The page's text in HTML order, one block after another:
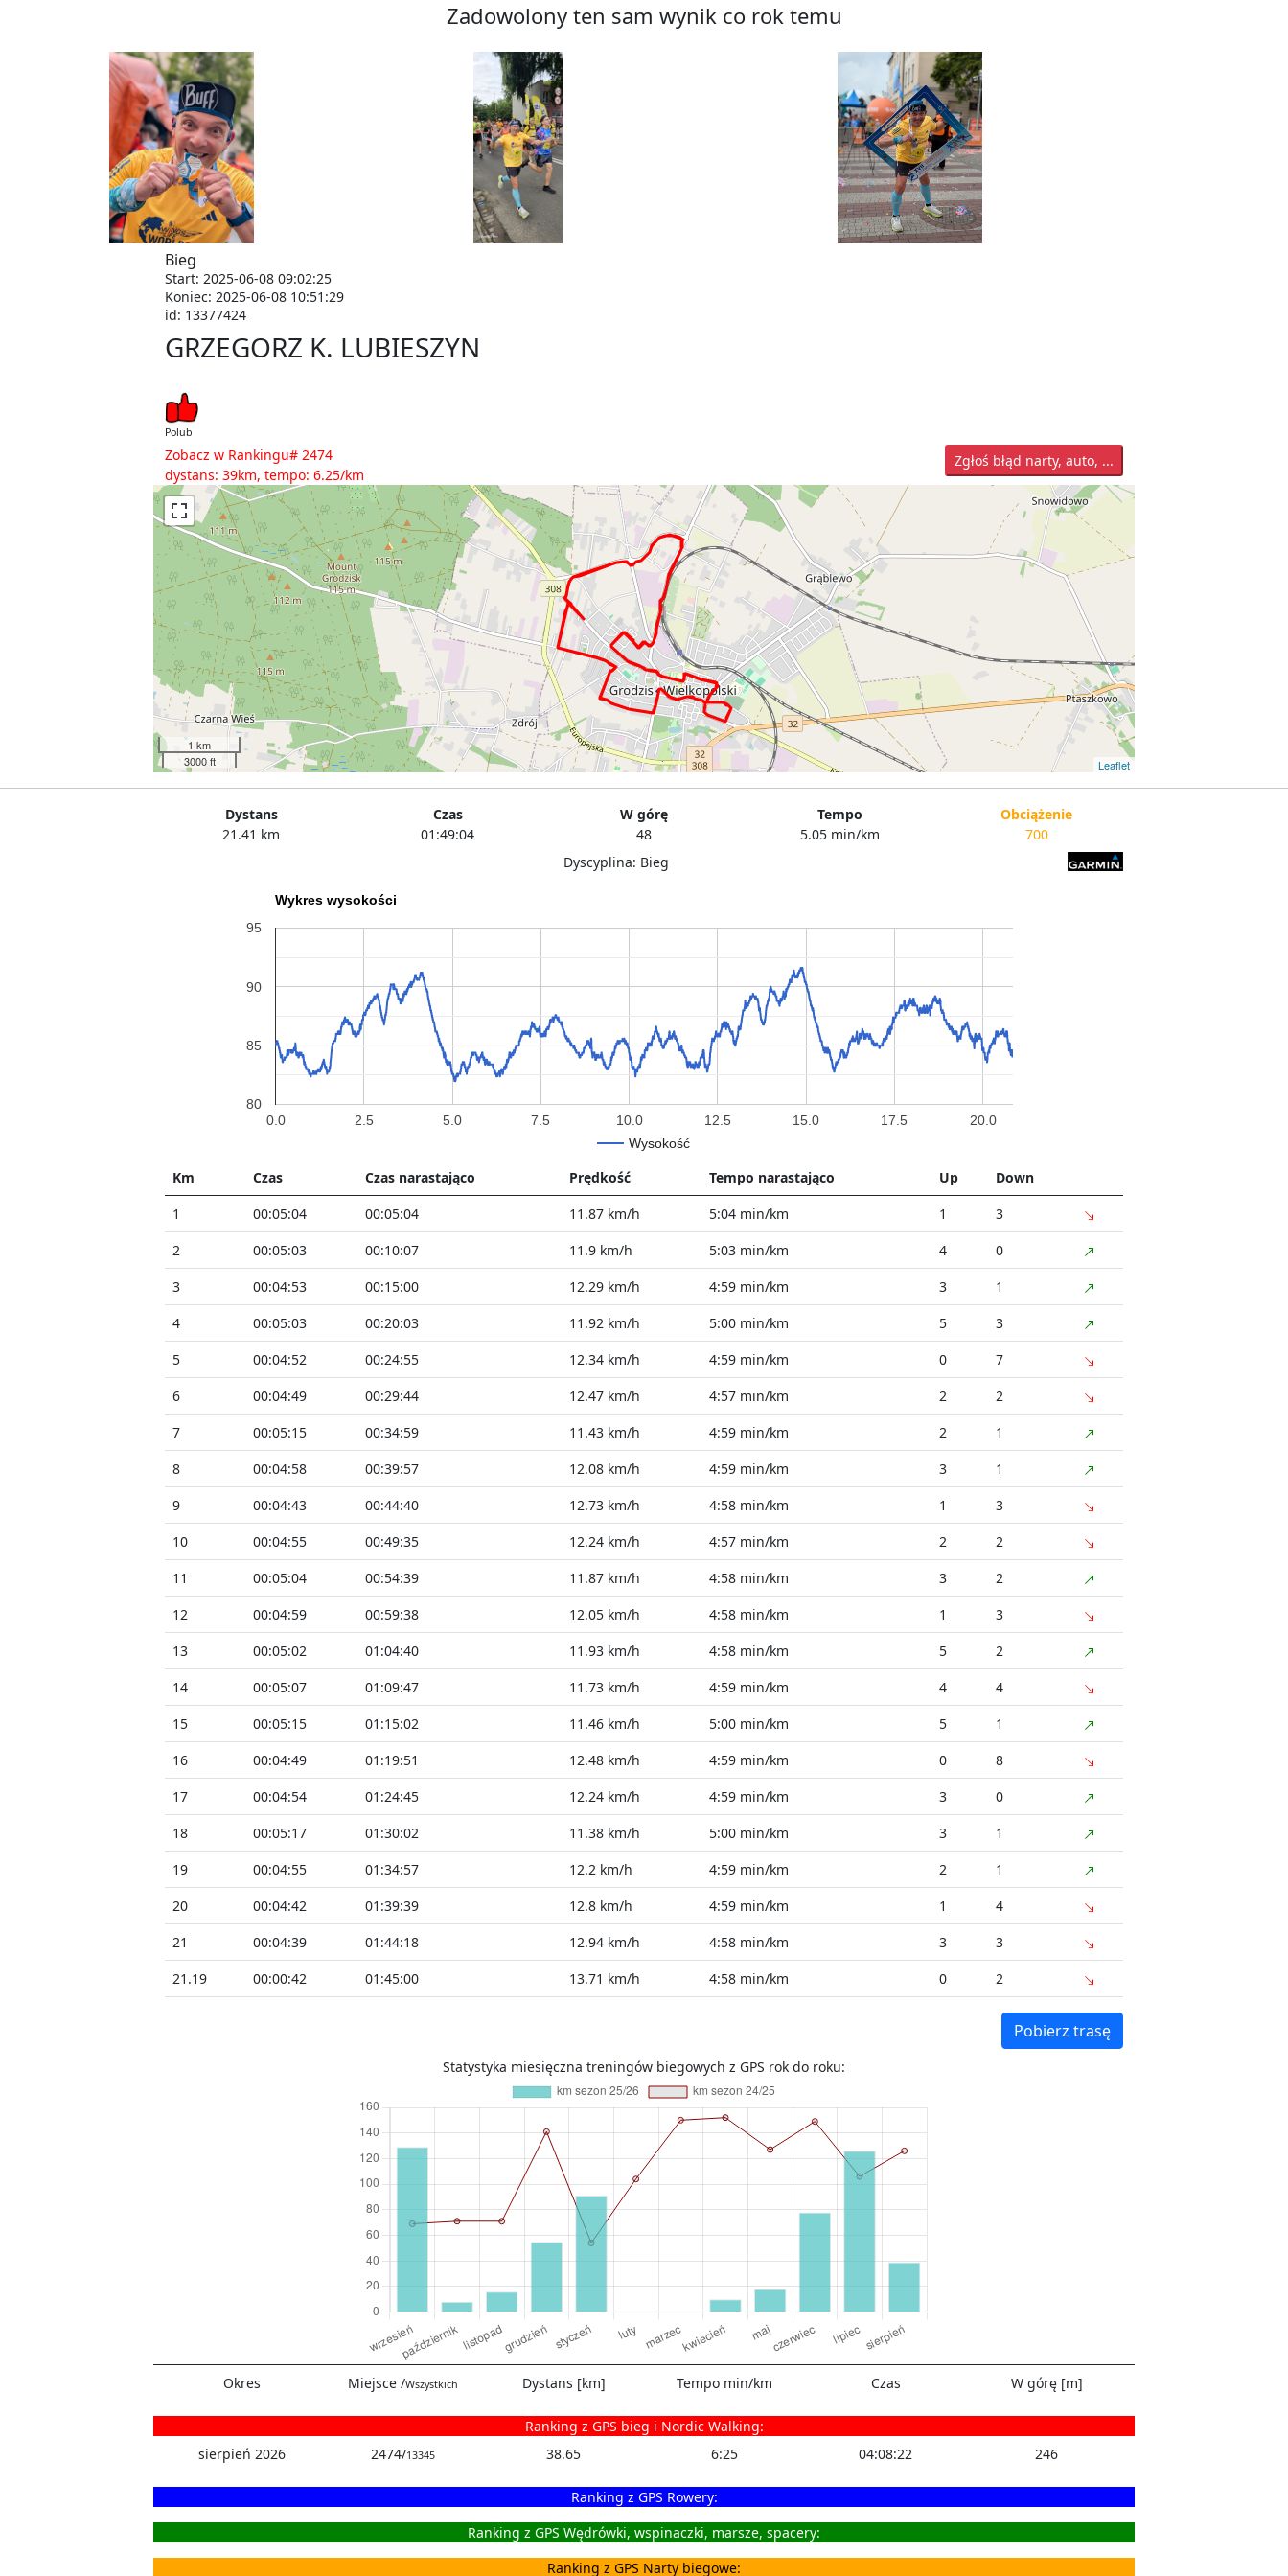
Zadowolony ten sam wynik co rok temu
Bieg
Start: 2025-06-08 09:02:25
Koniec: 2025-06-08 10:51:29
id: 13377424
GRZEGORZ K. LUBIESZYN
Polub
Zobacz w Rankingu# 2474
dystans: 39km, tempo: 6.25/km
Zgłoś błąd narty, auto, ...
1 km
3000 ft
Leaflet
Dystans
21.41 km
Czas
01:49:04
W górę
48
Tempo
5.05 min/km
Obciążenie
700
Dyscyplina: Bieg
Wykres wysokości
Wysokość
0.0 2.5 5.0 7.5 10.0 12.5 15.0 17.5 20.0
80
85
90
95
Km Czas Czas narastająco Prędkość Tempo narastająco Up
Down
1
00:05:04 00:05:04 11.87 km/h 5:04 min/km 1
3
2
00:05:03 00:10:07 11.9 km/h 5:03 min/km 4
0
3
00:04:53 00:15:00 12.29 km/h 4:59 min/km 3
1
4
00:05:03 00:20:03 11.92 km/h 5:00 min/km 5
3
5
00:04:52 00:24:55 12.34 km/h 4:59 min/km 0
7
6
00:04:49 00:29:44 12.47 km/h 4:57 min/km 2
2
7
00:05:15 00:34:59 11.43 km/h 4:59 min/km 2
1
8
00:04:58 00:39:57 12.08 km/h 4:59 min/km 3
1
9
00:04:43 00:44:40 12.73 km/h 4:58 min/km 1
3
10
00:04:55 00:49:35 12.24 km/h 4:57 min/km 2
2
11
00:05:04 00:54:39 11.87 km/h 4:58 min/km 3
2
12
00:04:59 00:59:38 12.05 km/h 4:58 min/km 1
3
13
00:05:02 01:04:40 11.93 km/h 4:58 min/km 5
2
14
00:05:07 01:09:47 11.73 km/h 4:59 min/km 4
4
15
00:05:15 01:15:02 11.46 km/h 5:00 min/km 5
1
16
00:04:49 01:19:51 12.48 km/h 4:59 min/km 0
8
17
00:04:54 01:24:45 12.24 km/h 4:59 min/km 3
0
18
00:05:17 01:30:02 11.38 km/h 5:00 min/km 3
1
19
00:04:55 01:34:57 12.2 km/h 4:59 min/km 2
1
20
00:04:42 01:39:39 12.8 km/h 4:59 min/km 1
4
21
00:04:39 01:44:18 12.94 km/h 4:58 min/km 3
3
21.19
00:00:42 01:45:00 13.71 km/h 4:58 min/km 0 2
Pobierz trasę
Statystyka miesięczna treningów biegowych z GPS rok do roku:
Okres Miejsce /Wszystkich Dystans [km] Tempo min/km Czas W górę [m]
Ranking z GPS bieg i Nordic Walking:
sierpień 2026
2474/13345 38.65 6:25 04:08:22 246
Ranking z GPS Rowery:
Ranking z GPS Wędrówki, wspinaczki, marsze, spacery:
Ranking z GPS Narty biegowe: